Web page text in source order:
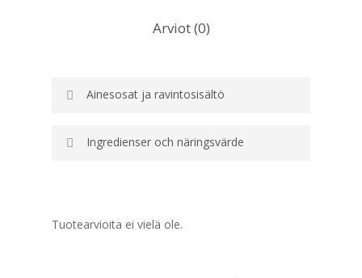
Arviot (0)
Ainesosat ja ravintosisältö
Ingredienser och näringsvärde
Tuotearvioita ei vielä ole.